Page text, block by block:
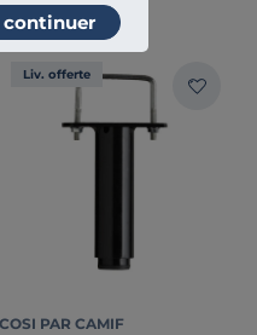
continuer
Liv. offerte
COSI PAR CAMIF